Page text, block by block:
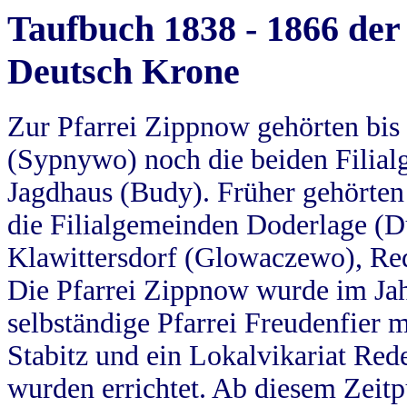
Taufbuch 1838 - 1866
Deutsch Krone
Zur Pfarrei Zippnow gehörten
(Sypnywo) noch die beiden
Jagdhaus (Budy). Früher
die Filialgemeinden Doderlage
Klawittersdorf (Glowaczewo),
Die Pfarrei Zippnow wurde im
selbständige Pfarrei Freudenfier
Stabitz und ein Lokalvikariat
wurden errichtet. Ab diesem